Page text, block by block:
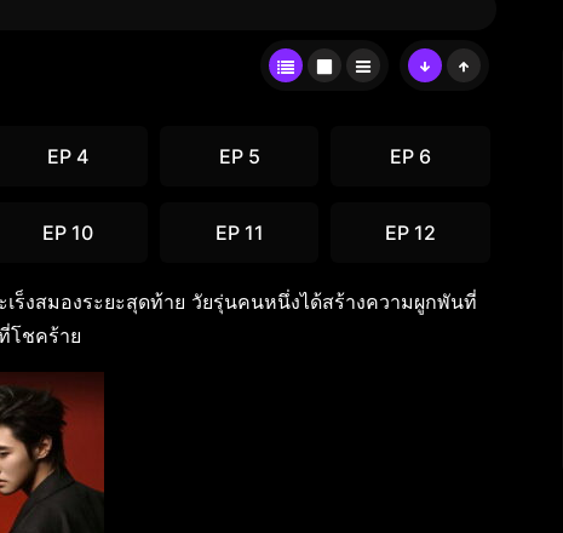
EP 4 EP 5 EP 6
EP 10 EP 11 EP 12
ร็งสมองระยะสุดท้าย วัยรุ่นคนหนึ่งได้สร้างความผูกพันที่
โชคร้าย